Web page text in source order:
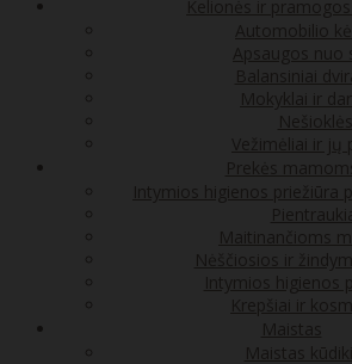
Kelionės ir
Automobilio
Apsaugos nuo
Balansiniai
Mokyklai ir
Nešioklės
Vežimėliai ir jų
Prekės mamoms
Intymios higienos priežiūra
Maitinančioms
Nėščiosios ir
Intymios higienos
Krepšiai ir
Maistas
Maistas